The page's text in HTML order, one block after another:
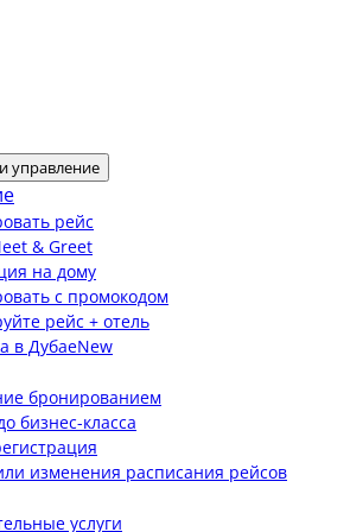
управление
рейс
& Greet
на дому
с промокодом
рейс + отель
в ДубаеNew
бронированием
бизнес-класса
изменения расписания рейсов
услуги